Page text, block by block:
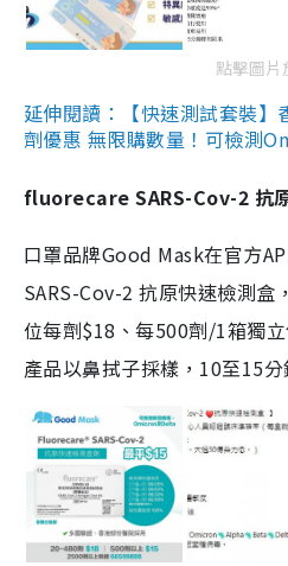
點擊圖片
延伸閱讀：【快速測試套裝
劑優惠 無限購數量！可檢測
fluorecare SARS-Cov-2 抗
口罩品牌Good Mask在官方
SARS-Cov-2 抗原快速檢測盒
位每劑$18、每500劑/1箱獨
產品以鼻拭子採樣，10至15分